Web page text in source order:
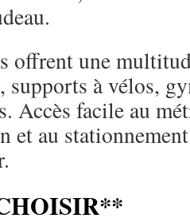
offrent une
supports à vélos,
Accès facile au
et au